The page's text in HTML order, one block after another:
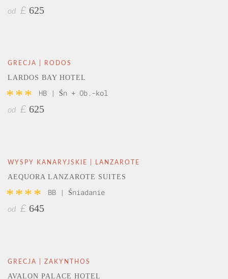
od £ 625
GRECJA | RODOS
LARDOS BAY HOTEL
*** HB | Śn + Ob.-kol
od £ 625
WYSPY KANARYJSKIE | LANZAROTE
AEQUORA LANZAROTE SUITES
**** BB | Śniadanie
od £ 645
GRECJA | ZAKYNTHOS
AVALON PALACE HOTEL